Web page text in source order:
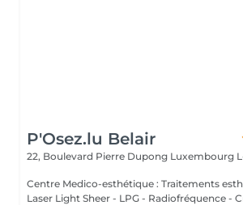
P'Osez.lu Belair
22, Boulevard Pierre Dupong Luxembourg
Centre Medico-esthétique : Traitements
Laser Light Sheer - LPG - Radiofréquence -